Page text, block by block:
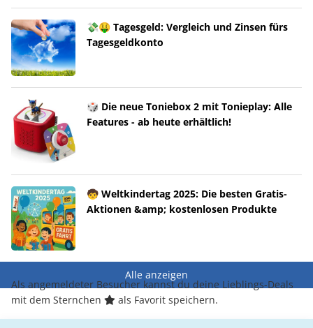
💸🤑 Tagesgeld: Vergleich und Zinsen fürs
Tagesgeldkonto
🎲 Die neue Toniebox 2 mit Tonieplay: Alle
Features - ab heute erhältlich!
🧒 Weltkindertag 2025: Die besten Gratis-
Aktionen &amp; kostenlosen Produkte
Alle anzeigen
Als angemeldeter Besucher kannst du deine Lieblings-Deals
mit dem Sternchen
als Favorit speichern.